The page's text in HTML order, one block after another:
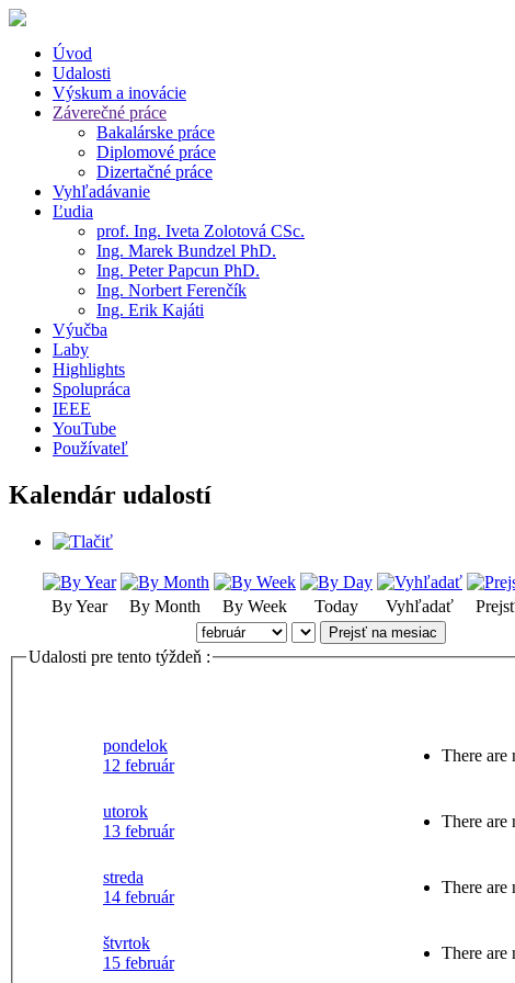
Úvod
Udalosti
Výskum a inovácie
Záverečné práce
Bakalárske práce
Diplomové práce
Dizertačné práce
Vyhľadávanie
Ľudia
prof. Ing. Iveta Zolotová CSc.
Ing. Marek Bundzel PhD.
Ing. Peter Papcun PhD.
Ing. Norbert Ferenčík
Ing. Erik Kajáti
Výučba
Laby
Highlights
Spolupráca
IEEE
YouTube
Používateľ
Kalendár udalostí
By Year By Month By Week Today Vyhľadať
Prejsť na mesiac
Udalosti pre tento týždeň :
pondelok
12 február
There are
utorok
13 február
There are
streda
14 február
There are
štvrtok
15 február
There are